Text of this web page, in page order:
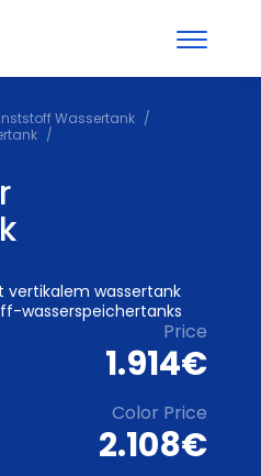
Wassertank
vertikalem wassertank
wasserspeichertanks
Price
1.914€
Color Price
2.108€